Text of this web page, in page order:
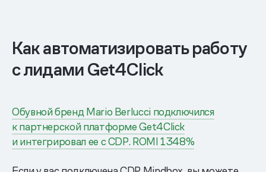
Как автоматизировать работу
с лидами Get4Click
Обувной бренд Mario Berlucci подключился
к партнерской платформе Get4Click
и интегрировал ее с CDP. ROMI 1348%